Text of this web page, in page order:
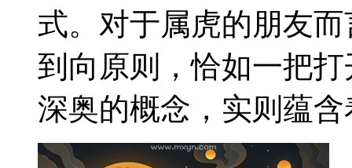
式。对于属虎的朋友
到向原则，恰如一把
深奥的概念，实则蕴